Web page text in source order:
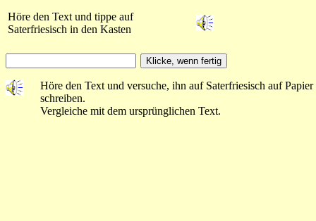
Höre den Text und tippe auf
Saterfriesisch in den Kasten
Höre den Text und versuche, ihn auf Saterfriesisch auf Papier
schreiben.
Vergleiche mit dem ursprünglichen Text.